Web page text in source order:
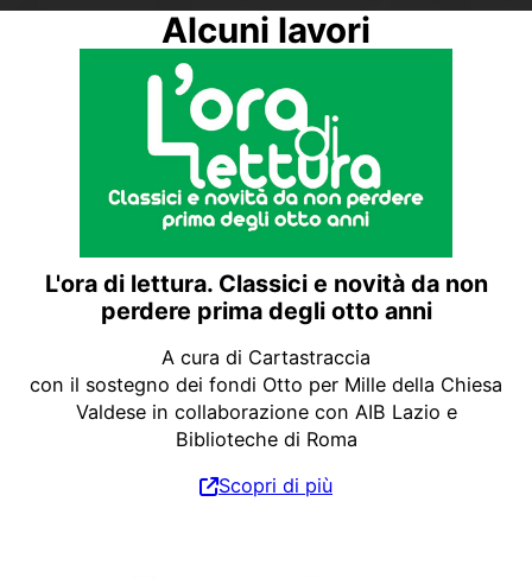
Alcuni lavori
L'ora di lettura. Classici e novità da non
perdere prima degli otto anni
A cura di Cartastraccia
con il sostegno dei fondi Otto per Mille della Chiesa
Valdese in collaborazione con AIB Lazio e
Biblioteche di Roma
Scopri di più